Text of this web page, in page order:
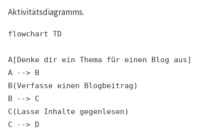
Aktivitätsdiagramms.
flowchart TD
A[Denke dir ein Thema für einen Blog aus]
A --> B
B(Verfasse einen Blogbeitrag)
B --> C
C(Lasse Inhalte gegenlesen)
C --> D